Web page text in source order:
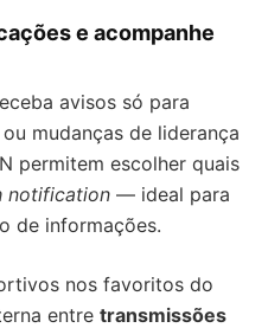
e acompanhe
avisos só para
mudanças de liderança
permitem escolher quais
notification — ideal para
de informações.
nos favoritos do
entre transmissões